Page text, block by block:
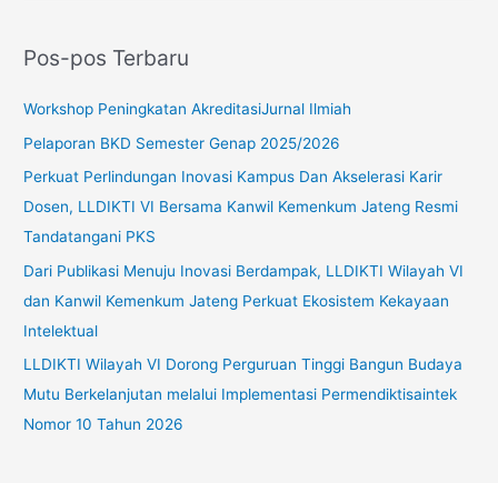
i
u
k
:
Pos-pos Terbaru
Workshop Peningkatan AkreditasiJurnal Ilmiah
Pelaporan BKD Semester Genap 2025/2026
Perkuat Perlindungan Inovasi Kampus Dan Akselerasi Karir
Dosen, LLDIKTI VI Bersama Kanwil Kemenkum Jateng Resmi
Tandatangani PKS
Dari Publikasi Menuju Inovasi Berdampak, LLDIKTI Wilayah VI
dan Kanwil Kemenkum Jateng Perkuat Ekosistem Kekayaan
Intelektual
LLDIKTI Wilayah VI Dorong Perguruan Tinggi Bangun Budaya
Mutu Berkelanjutan melalui Implementasi Permendiktisaintek
Nomor 10 Tahun 2026